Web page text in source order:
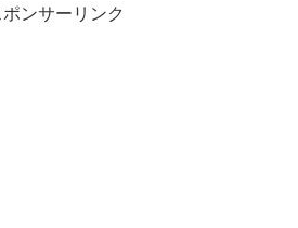
ポンサーリンク